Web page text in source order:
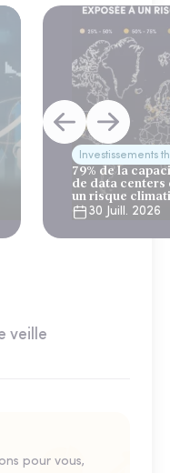
Investissements
79% de la
de data centers
un risque
30 Juill. 2026
veille
pour vous,